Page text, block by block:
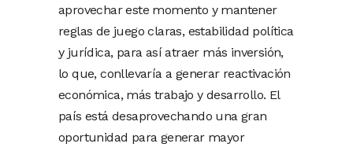
aprovechar este momento y mantener
reglas de juego claras, estabilidad política
y jurídica, para así atraer más inversión,
lo que, conllevaría a generar reactivación
económica, más trabajo y desarrollo. El
país está desaprovechando una gran
oportunidad para generar mayor